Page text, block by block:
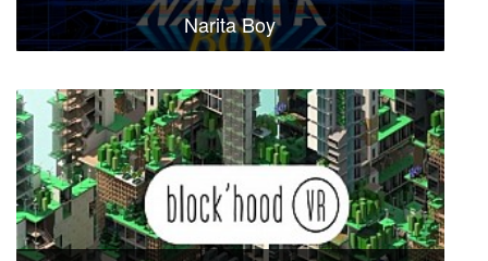
Narita Boy